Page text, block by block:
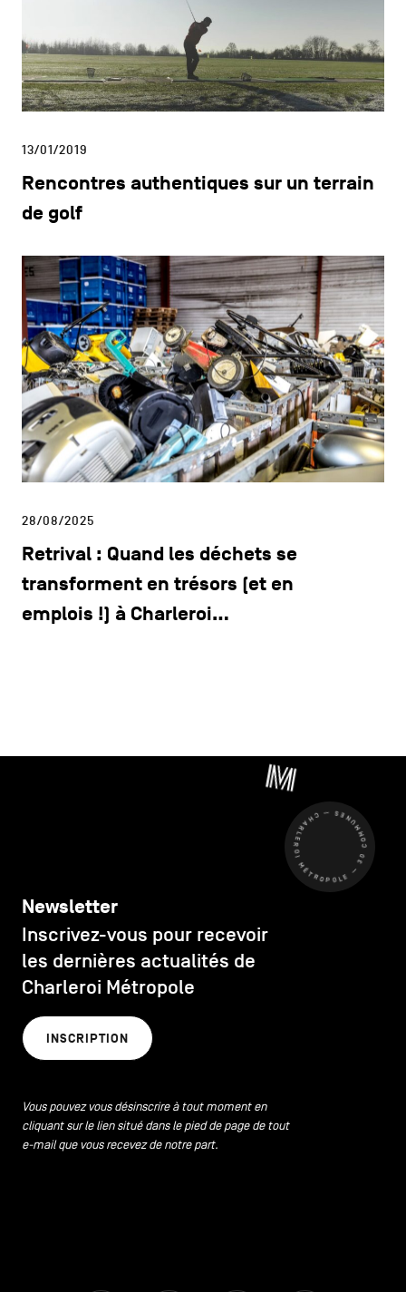
13/01/2019
Rencontres authentiques sur un terrain
de golf
28/08/2025
Retrival : Quand les déchets se
transforment en trésors (et en
emplois !) à Charleroi…
CHARLEROI MÉTROPOLE — 30 COMMUNES —
Newsletter
Inscrivez-vous pour recevoir
les dernières actualités de
Charleroi Métropole
INSCRIPTION
Vous pouvez vous désinscrire à tout moment en
cliquant sur le lien situé dans le pied de page de tout
e-mail que vous recevez de notre part.